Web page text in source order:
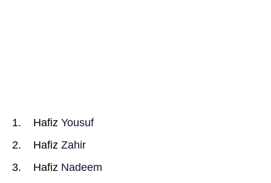
Hafiz Yousuf
Hafiz Zahir
Hafiz Nadeem